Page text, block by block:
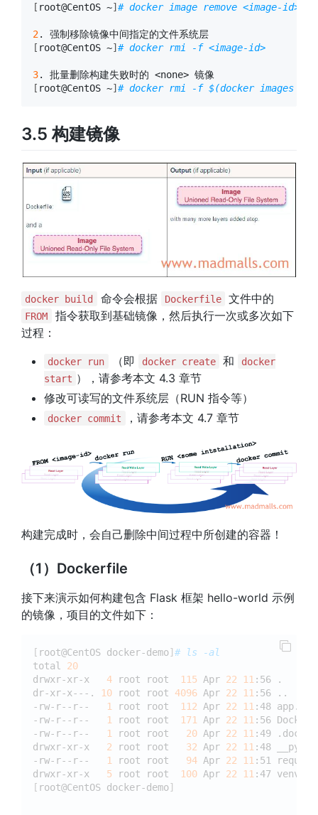
[ root@CentOS ~] # docker image remove <image-id>
2
[ root@CentOS ~] # docker rmi -f <image-id>
3
[ root@CentOS ~] # docker rmi -f $(docker images -f
3.5 构建镜像
docker build 命令会根据 Dockerfile 文件中的
FROM
指令获取到基础镜像，然后执行一次或多次如下
过程：
docker run （即 docker create 和
docker
start ），请参考本文 4.3 章节
修改可读写的文件系统层（RUN 指令等）
docker commit ，请参考本文 4.7 章节
构建完成时，会自己删除中间过程中所创建的容器！
（1）Dockerfile
接下来演示如何构建包含 Flask 框架 hello-world 示例
的镜像，项目的文件如下：
[ root@CentOS docker-demo]# ls -al
total 20
drwxr-xr-x 4 root root 115 Apr 22 11 :56 .
dr-xr-x---.
10 root root 4096 Apr 22 11 :56 ..
-rw-r--r--
1 root root 112 Apr 22 11 :48 app.py
-rw-r--r--
1 root root 171 Apr 22 11 :56
-rw-r--r--
1 root root 20 Apr 22 11 :49
drwxr-xr-x 2 root root 32 Apr 22 11 :48
-rw-r--r--
1 root root 94 Apr 22 11 :51
drwxr-xr-x 5 root root 100 Apr 22 11
[ root@CentOS docker-demo]